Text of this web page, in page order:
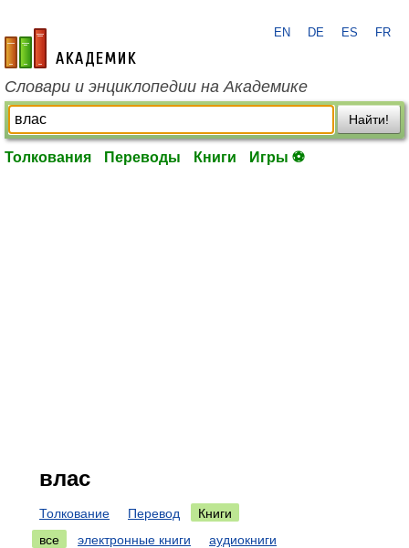
academic.ru
EN DE ES FR
Словари и энциклопедии на Академике
Найти!
Толкования Переводы Книги Игры ⚽
влас
Толкование Перевод
Книги
все
электронные книги аудиокниги